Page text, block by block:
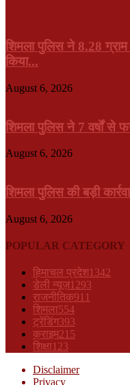
शिमला पुलिस ने 8.28
किया...
August 6, 2026
शिमला पुलिस ने 7 वर्षों से
August 6, 2026
शिमला पुलिस की बड़ी
August 6, 2026
POPULAR CATEGORY
हिमाचल प्रदेश1342
डेली न्यूज़1293
राजनीतिक911
शिमला554
ट्रेंडिंग393
क्राइम215
शिक्षा123
Disclaimer
Privacy